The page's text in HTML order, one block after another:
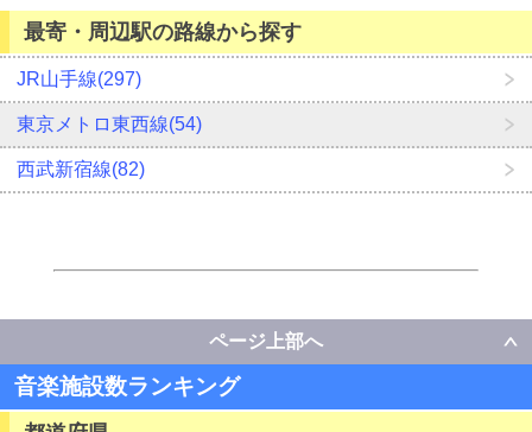
最寄・周辺駅の路線から探す
JR山手線(297)
東京メトロ東西線(54)
西武新宿線(82)
ページ上部へ
音楽施設数ランキング